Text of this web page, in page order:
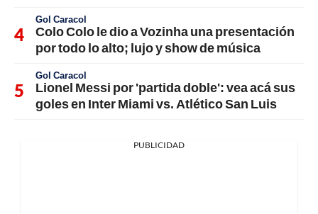
Gol Caracol
Colo Colo le dio a Vozinha una presentación
por todo lo alto; lujo y show de música
Gol Caracol
Lionel Messi por 'partida doble': vea acá sus
goles en Inter Miami vs. Atlético San Luis
PUBLICIDAD